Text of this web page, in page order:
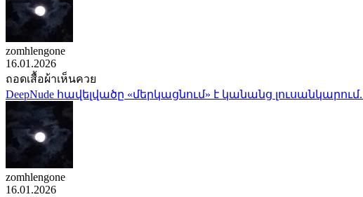
zomhlengone
16.01.2026
ถอดเสื้อผ้าเห็นควย
DeepNude հավելվածը «մերկացնում» է կանանց
zomhlengone
16.01.2026